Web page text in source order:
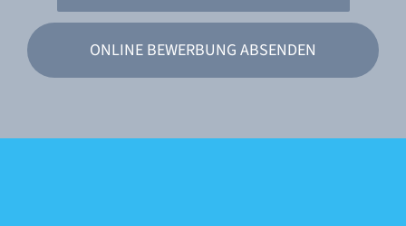
ONLINE BEWERBUNG ABSENDEN